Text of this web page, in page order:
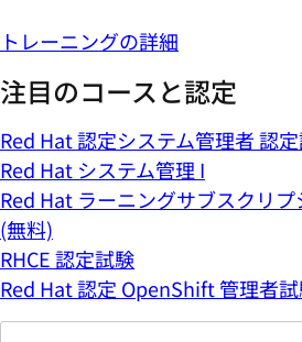
トレーニングの詳細
注目のコースと認定
Red Hat 認定システム管理者 認
Red Hat システム管理 I
Red Hat ラーニングサブスクリ
(無料)
RHCE 認定試験
Red Hat 認定 OpenShift 管理者